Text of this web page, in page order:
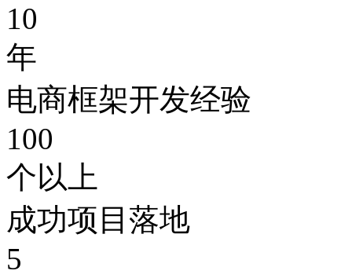
10
年
电商框架开发经验
100
个以上
成功项目落地
5